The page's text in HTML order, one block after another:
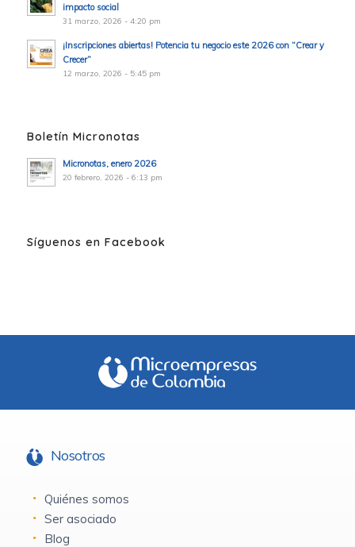
impacto social
31 marzo, 2026 - 4:20 pm
¡Inscripciones abiertas! Potencia tu negocio este 2026 con “Crear y
Crecer”
12 marzo, 2026 - 5:45 pm
Boletín Micronotas
Micronotas, enero 2026
20 febrero, 2026 - 6:13 pm
Síguenos en Facebook
Nosotros
Quiénes somos
Ser asociado
Blog